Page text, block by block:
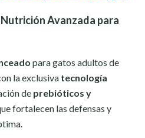
Avanzada para
para gatos adultos de
la exclusiva tecnología
de prebióticos y
fortalecen las defensas y